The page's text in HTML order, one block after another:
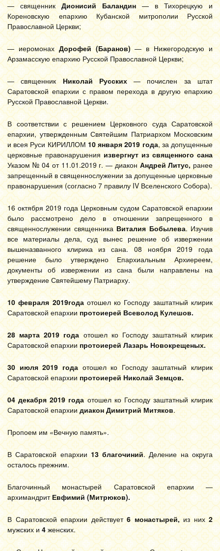
— священник Дионисий Баландин — в Тихорецкую и
Кореновскую епархию Кубанской митрополии Русской
Православной Церкви;
— иеромонах Дорофей (Баранов) — в Нижегородскую и
Арзамасскую епархию Русской Православной Церкви;
— священник Николай Русских— почислен за штат
Саратовской епархии с правом перехода в другую епархию
Русской Православной Церкви.
В соответствии с решением Церковного суда Саратовской
епархии, утвержденным Святейшим Патриархом Московским
и всея Руси КИРИЛЛОМ 10 января 2019 года, за допущенные
церковные правонарушения извергнут из священного сана
Указом № 04 от 11.01.2019 г. — диакон Андрей Литус,ранее
запрещенный в священнослужении за допущенные церковные
правонарушения (согласно 7 правилу IV Вселенского Собора).
16 октября 2019 года Церковным судом Саратовской епархии
было рассмотрено дело в отношении запрещенного в
священнослужении священника Виталия Бобылева. Изучив
все материалы дела, суд вынес решение об извержении
вышеназванного клирика из сана. 08 ноября 2019 года
решение было утверждено Епархиальным Архиереем,
документы об извержении из сана были направлены на
утверждение Святейшему Патриарху.
10 февраля 2019годаотошел ко Господу заштатный клирик
Саратовской епархии протоиерей Всеволод Кулешов.
28 марта 2019 года отошел ко Господу заштатный клирик
Саратовской епархии протоиерей Лазарь Новокрещеных.
30 июля 2019 годаотошел ко Господу заштатный клирик
Саратовской епархии протоиерей Николай Земцов.
04 декабря 2019 года отошел ко Господу заштатный клирик
Саратовской епархии диакон Димитрий Митяков.
Пропоем им «Вечную память».
В Саратовской епархии 13 благочиний. Деление на округа
осталось прежним.
Благочинный монастырей Саратовской епархии —
архимандритЕвфимий (Митрюков).
В Саратовской епархии действует 6 монастырей, из них 2
мужских и 4 женских.